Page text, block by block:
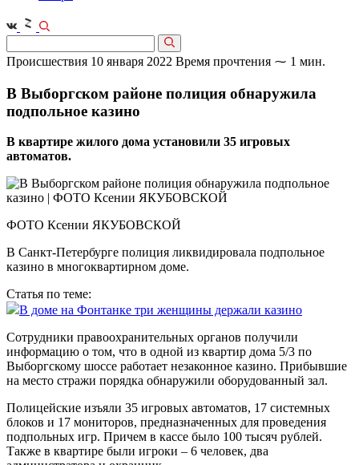
Происшествия 10 января 2022 Время прочтения ⁓ 1 мин.
В Выборгском районе полиция обнаружила
подпольное казино
В квартире жилого дома установили 35 игровых
автоматов.
ФОТО Ксении ЯКУБОВСКОЙ
В Санкт-Петербурге полиция ликвидировала подпольное
казино в многоквартирном доме.
Статья по теме:
В доме на Фонтанке три женщины держали казино
Сотрудники правоохранительных органов получили
информацию о том, что в одной из квартир дома 5/3 по
Выборгскому шоссе работает незаконное казино. Прибывшие
на место стражи порядка обнаружили оборудованный зал.
Полицейские изъяли 35 игровых автоматов, 17 системных
блоков и 17 мониторов, предназначенных для проведения
подпольных игр. Причем в кассе было 100 тысяч рублей.
Также в квартире были игроки – 6 человек, два